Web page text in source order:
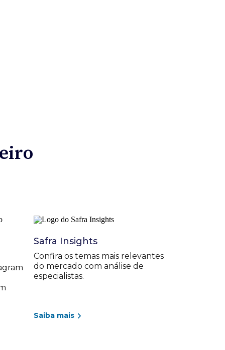
Safra Insights
Confira os temas mais relevantes
do mercado com análise de
especialistas.
Saiba mais